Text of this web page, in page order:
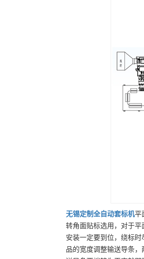
无锡定制 全自动套标机平
转角面贴标选用，对于
安装一定要到位，绕标
品的宽度调整输送导条